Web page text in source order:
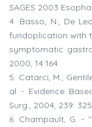
SAGES 2003
4. Basso, N., De
fundoplication with
symptomatic
2000, 14:164.
5. Catarci, M.,
al - Evidence
Surg., 2004, 239:
6. Champault, G. -